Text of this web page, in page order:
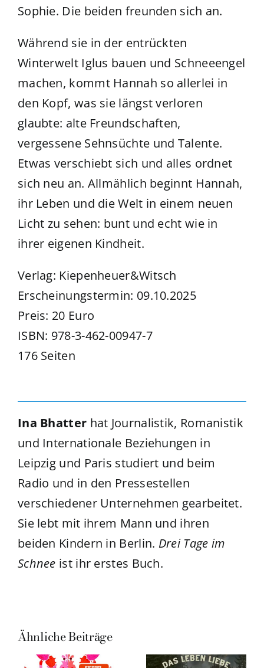
Sophie. Die beiden freunden sich an.
Während sie in der entrückten
Winterwelt Iglus bauen und Schneeengel
machen, kommt Hannah so allerlei in
den Kopf, was sie längst verloren
glaubte: alte Freundschaften,
vergessene Sehnsüchte und Talente.
Etwas verschiebt sich und alles ordnet
sich neu an. Allmählich beginnt Hannah,
ihr Leben und die Welt in einem neuen
Licht zu sehen: bunt und echt wie in
ihrer eigenen Kindheit.
Verlag: Kiepenheuer&Witsch
Erscheinungstermin: 09.10.2025
Preis: 20 Euro
ISBN: 978-3-462-00947-7
176 Seiten
Ina Bhatter hat Journalistik, Romanistik
und Internationale Beziehungen in
Leipzig und Paris studiert und beim
Radio und in den Pressestellen
verschiedener Unternehmen gearbeitet.
Sie lebt mit ihrem Mann und ihren
beiden Kindern in Berlin. Drei Tage im
Schnee ist ihr erstes Buch.
Ähnliche Beiträge